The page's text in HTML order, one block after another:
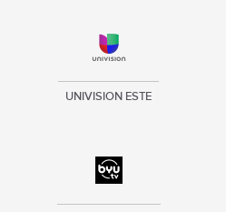
UNIVISION ESTE